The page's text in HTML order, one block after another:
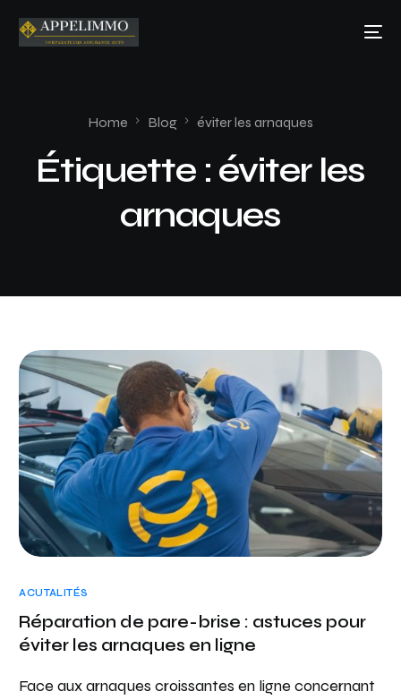
Home Blog éviter les arnaques
Étiquette : éviter les
arnaques
ACUTALITÉS
Réparation de pare-brise : astuces pour
éviter les arnaques en ligne
Face aux arnaques croissantes en ligne concernant